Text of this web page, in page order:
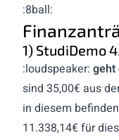
:8ball:
1) StudiDemo
:loudspeaker: geht
sind 35,00€ aus
in diesem
11.338,14€ für